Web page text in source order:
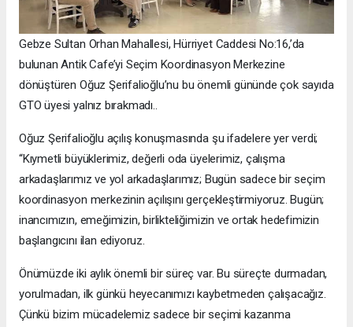
Gebze Sultan Orhan Mahallesi, Hürriyet Caddesi No:16,’da
bulunan Antik Cafe’yi Seçim Koordinasyon Merkezine
dönüştüren Oğuz Şerifalioğlu’nu bu önemli gününde çok sayıda
GTO üyesi yalnız bırakmadı..
Oğuz Şerifalioğlu açılış konuşmasında şu ifadelere yer verdi;
“Kıymetli büyüklerimiz, değerli oda üyelerimiz, çalışma
arkadaşlarımız ve yol arkadaşlarımız; Bugün sadece bir seçim
koordinasyon merkezinin açılışını gerçekleştirmiyoruz. Bugün;
inancımızın, emeğimizin, birlikteliğimizin ve ortak hedefimizin
başlangıcını ilan ediyoruz.
Önümüzde iki aylık önemli bir süreç var. Bu süreçte durmadan,
yorulmadan, ilk günkü heyecanımızı kaybetmeden çalışacağız.
Çünkü bizim mücadelemiz sadece bir seçimi kazanma